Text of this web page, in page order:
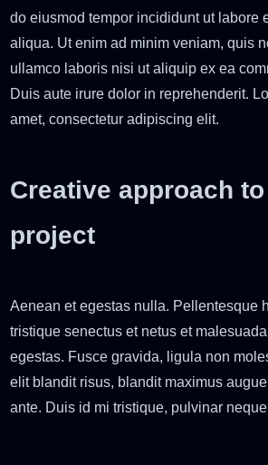
do eiusmod tempor incididunt ut labore
aliqua. Ut enim ad minim veniam, quis
ullamco laboris nisi ut aliquip ex ea
Duis aute irure dolor in reprehenderit.
amet, consectetur adipiscing elit.
Creative approach
project
Aenean et egestas nulla. Pellentesque
tristique senectus et netus et
egestas. Fusce gravida, ligula non
elit blandit risus, blandit maximus
ante. Duis id mi tristique, pulvinar